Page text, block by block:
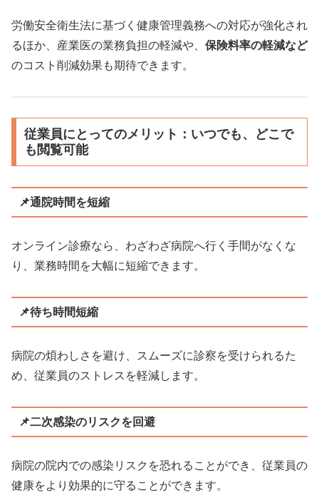
労働安全衛生法に基づく健康管理義務への対応が強化され
るほか、産業医の業務負担の軽減や、 保険料率の軽減など
のコスト削減効果も期待できます。
従業員にとってのメリット：いつでも、どこで
も閲覧可能
📌通院時間を短縮
オンライン診療なら、わざわざ病院へ行く手間がなくな
り、業務時間を大幅に短縮できます。
📌待ち時間短縮
病院の煩わしさを避け、スムーズに診察を受けられるた
め、従業員のストレスを軽減します。
📌二次感染のリスクを回避
病院の院内での感染リスクを恐れることができ、従業員の
健康をより効果的に守ることができます。